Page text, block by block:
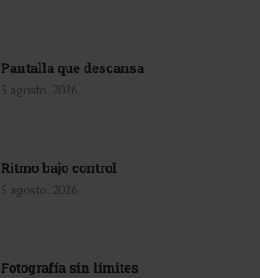
Pantalla que descansa
5 agosto, 2026
Ritmo bajo control
5 agosto, 2026
Fotografía sin límites